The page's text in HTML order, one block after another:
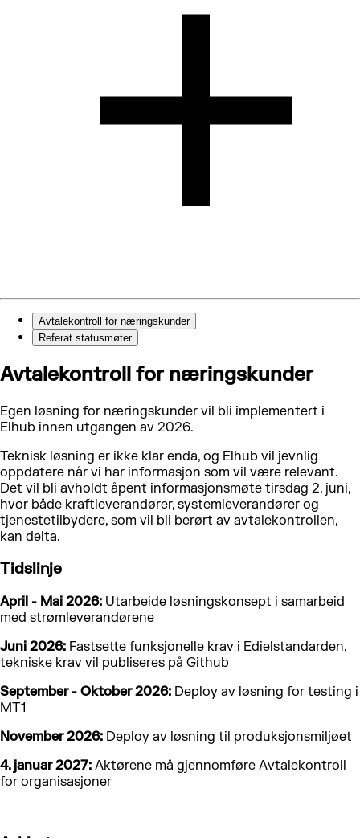
Avtalekontroll for næringskunder
Referat statusmøter
Avtalekontroll for næringskunder
Egen løsning for næringskunder vil bli implementert i
Elhub innen utgangen av 2026.
Teknisk løsning er ikke klar enda, og Elhub vil jevnlig
oppdatere når vi har informasjon som vil være relevant.
Det vil bli avholdt åpent informasjonsmøte tirsdag 2. juni,
hvor både kraftleverandører, systemleverandører og
tjenestetilbydere, som vil bli berørt av avtalekontrollen,
kan delta.
Tidslinje
April - Mai 2026: Utarbeide løsningskonsept i samarbeid
med strømleverandørene
Juni 2026: Fastsette funksjonelle krav i Edielstandarden,
tekniske krav vil publiseres på Github
September - Oktober 2026: Deploy av løsning for testing i
MT1
November 2026: Deploy av løsning til produksjonsmiljøet
4. januar 2027: Aktørene må gjennomføre Avtalekontroll
for organisasjoner